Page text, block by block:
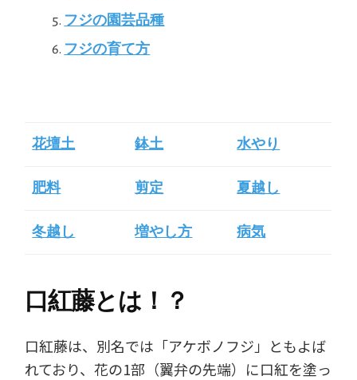
フジの園芸品種
フジの育て方
花壇土 鉢土 水やり
肥料 剪定 夏越し
冬越し 増やし方 病気
口紅藤とは！？
口紅藤は、別名では「アケボノフジ」ともよば
れており、花の1部（翼弁の先端）に口紅を塗っ